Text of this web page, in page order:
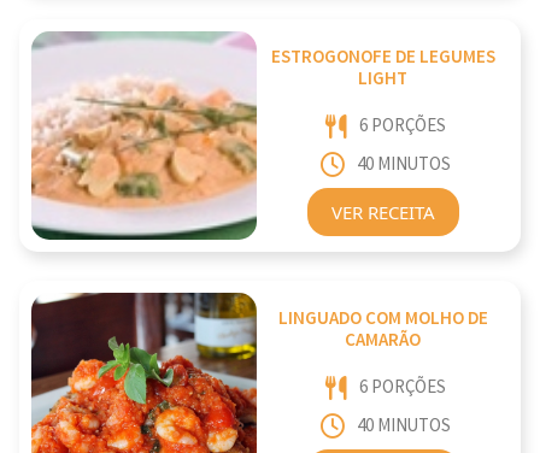
ESTROGONOFE DE LEGUMES
LIGHT
6 PORÇÕES
40 MINUTOS
VER RECEITA
LINGUADO COM MOLHO DE
CAMARÃO
6 PORÇÕES
40 MINUTOS